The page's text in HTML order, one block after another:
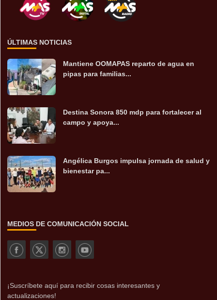
ÚLTIMAS NOTICIAS
Mantiene OOMAPAS reparto de agua en
pipas para familias...
Destina Sonora 850 mdp para fortalecer al
campo y apoya...
Angélica Burgos impulsa jornada de salud y
bienestar pa...
MEDIOS DE COMUNICACIÓN SOCIAL
¡Suscríbete aquí para recibir cosas interesantes y
actualizaciones!